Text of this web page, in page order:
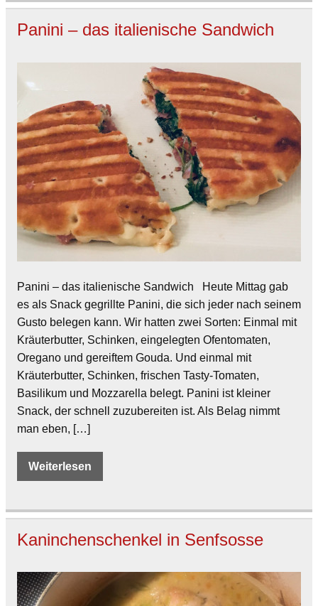
Panini – das italienische Sandwich
Panini – das italienische Sandwich Heute Mittag gab
es als Snack gegrillte Panini, die sich jeder nach seinem
Gusto belegen kann. Wir hatten zwei Sorten: Einmal mit
Kräuterbutter, Schinken, eingelegten Ofentomaten,
Oregano und gereiftem Gouda. Und einmal mit
Kräuterbutter, Schinken, frischen Tasty-Tomaten,
Basilikum und Mozzarella belegt. Panini ist kleiner
Snack, der schnell zuzubereiten ist. Als Belag nimmt
man eben, […]
Weiterlesen
Kaninchenschenkel in Senfsosse